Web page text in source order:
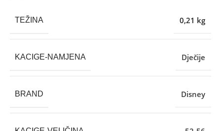
TEŽINA 0,21 kg
KACIGE-NAMJENA Dječije
BRAND Disney